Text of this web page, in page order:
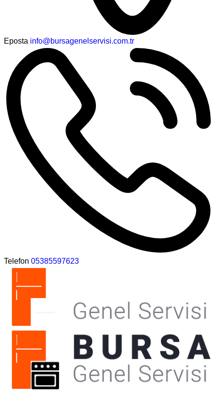
Eposta info@bursagenelservisi.com.tr
Telefon 05385597623